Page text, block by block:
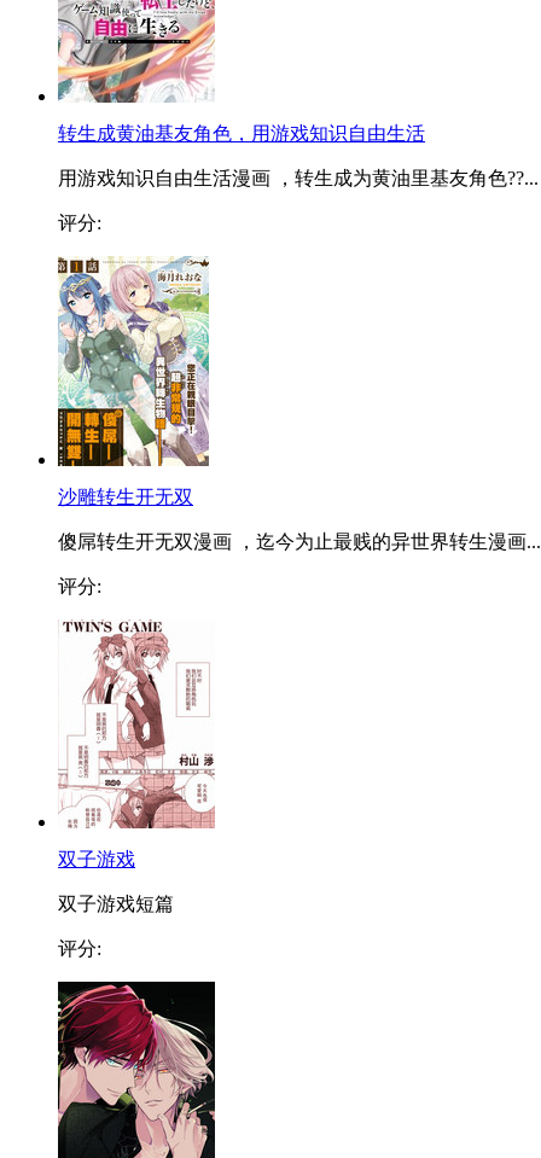
转生成黄油基友角色，用游戏知识自由生活
用游戏知识自由生活漫画 ，转生成为黄油里基友角色??...
评分:
沙雕转生开无双
傻屌转生开无双漫画 ，迄今为止最贱的异世界转生漫画...
评分:
双子游戏
双子游戏短篇
评分: